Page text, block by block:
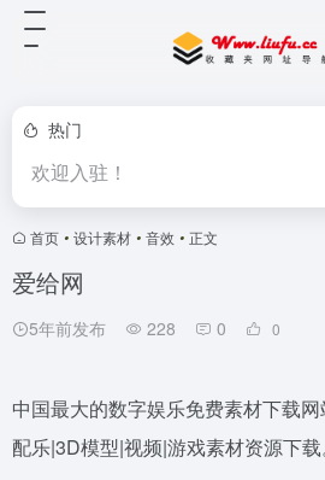
热门
欢迎入驻！
首页 • 设计素材 • 音效 • 正文
爱给网
5年前发布 228 0 0
中国最大的数字娱乐免费素材下载
配乐|3D模型|视频|游戏素材资源下载